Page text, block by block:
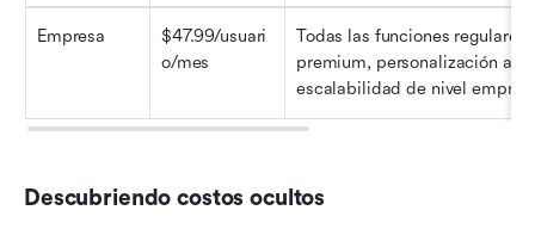
Empresa
$47.99/usuari
o/mes
Todas las funciones regulares
premium, personalización
escalabilidad de nivel
Descubriendo costos ocultos